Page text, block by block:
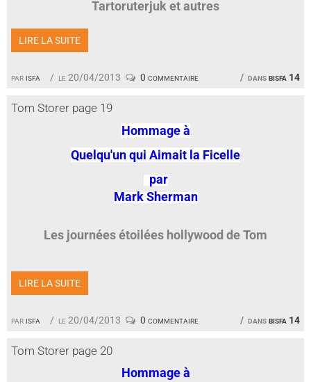
par isfa le 20/04/2013 dansbisfa 14
0 commentaire
Tartoruterjuk et autres
LIRE LA SUITE
Tom Storer page 19
par isfa le 20/04/2013 dansbisfa 14
0 commentaire
Hommage à
Quelqu'un qui Aimait la Ficelle
par
Mark Sherman
Les journées étoilées hollywood de Tom
LIRE LA SUITE
Tom Storer page 20
Hommage à